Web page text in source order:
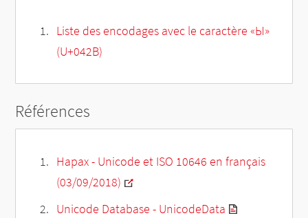
Liste des encodages avec le caractère «Ы»
(U+042B)
Références
Hapax - Unicode et ISO 10646 en français
(03/09/2018)
Unicode Database - UnicodeData